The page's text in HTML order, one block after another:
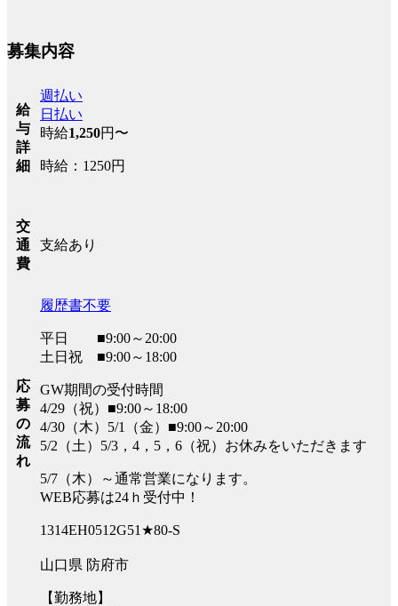
募集内容
給
与
詳
細
週払い
日払い
時給1,250円〜
時給：1250円
交
通
費
支給あり
応
募
の
流
れ
履歴書不要
平日 ■9:00～20:00
土日祝 ■9:00～18:00
GW期間の受付時間
4/29（祝）■9:00～18:00
4/30（木）5/1（金）■9:00～20:00
5/2（土）5/3，4，5，6（祝）お休みをいただきます
5/7（木）～通常営業になります。
WEB応募は24ｈ受付中！
1314EH0512G51★80-S
山口県 防府市
【勤務地】